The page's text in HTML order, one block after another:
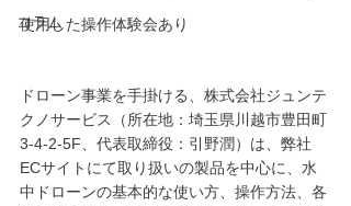
コラム
使用した操作体験会あり
ドローン事業を手掛ける、株式会社ジュンテ
クノサービス（所在地：埼玉県川越市豊田町
3-4-2-5F、代表取締役：引野潤）は、弊社
ECサイトにて取り扱いの製品を中心に、水
中ドローンの基本的な使い方、操作方法、各